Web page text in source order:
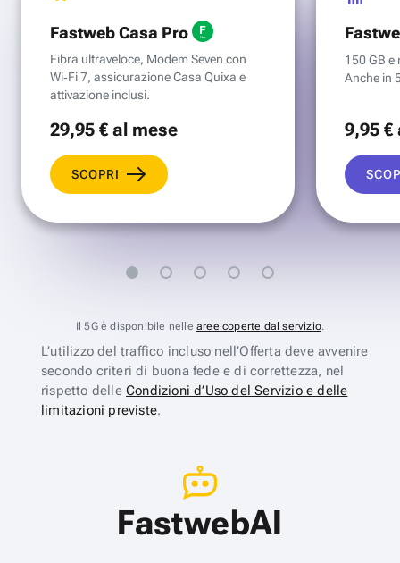
Fastweb Casa Pro
Fibra ultraveloce, Modem Seven con
Wi‑Fi 7, assicurazione Casa Quixa e
attivazione inclusi.
29,95 €al mese
SCOPRI
150 GB e
Anche in
9,95 €
Il 5G è disponibile nelle aree coperte dal servizio.
L’utilizzo del traffico incluso nell’Offerta deve avvenire
secondo criteri di buona fede e di correttezza, nel
rispetto delle Condizioni d’Uso del Servizio e delle
limitazioni previste.
FastwebAI